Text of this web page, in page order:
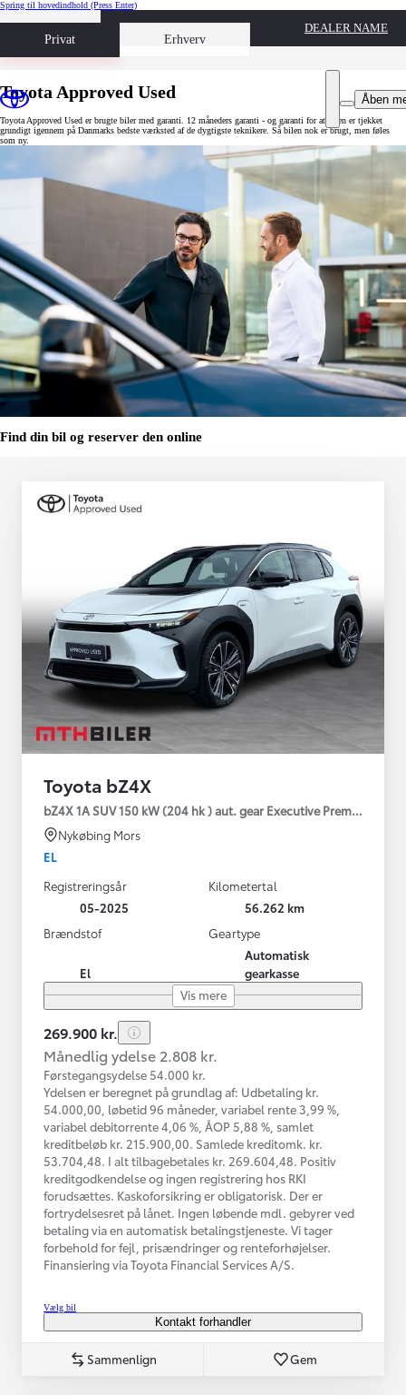
Spring til hovedindhold (Press Enter)
Privat Erhverv
Book prøvetur
DEALER NAME
Åben
Toyota Approved Used
Toyota Approved Used er brugte biler med garanti. 12 måneders garanti - og garanti for at bilen er tjekket
grundigt igennem på Danmarks bedste værksted af de dygtigste teknikere. Så bilen nok er brugt, men føles
som ny.
Find din bil og reserver den online
Toyota bZ4X
bZ4X 1A SUV 150 kW (204 hk ) aut. gear Executive Premium
Nykøbing Mors
EL
Registreringsår
05-2025
Kilometertal
56.262 km
Brændstof
El
Geartype
Automatisk
gearkasse
Vis mere
269.900 kr.
Månedlig ydelse 2.808 kr.
Førstegangsydelse 54.000 kr.
Ydelsen er beregnet på grundlag af: Udbetaling kr.
54.000,00, løbetid 96 måneder, variabel rente 3,99 %,
variabel debitorrente 4,06 %, ÅOP 5,88 %, samlet
kreditbeløb kr. 215.900,00. Samlede kreditomk. kr.
53.704,48. I alt tilbagebetales kr. 269.604,48. Positiv
kreditgodkendelse og ingen registrering hos RKI
forudsættes. Kaskoforsikring er obligatorisk. Der er
fortrydelsesret på lånet. Ingen løbende mdl. gebyrer ved
betaling via en automatisk betalingstjeneste. Vi tager
forbehold for fejl, prisændringer og renteforhøjelser.
Finansiering via Toyota Financial Services A/S.
Vælg bil
Kontakt forhandler
Sammenlign Gem